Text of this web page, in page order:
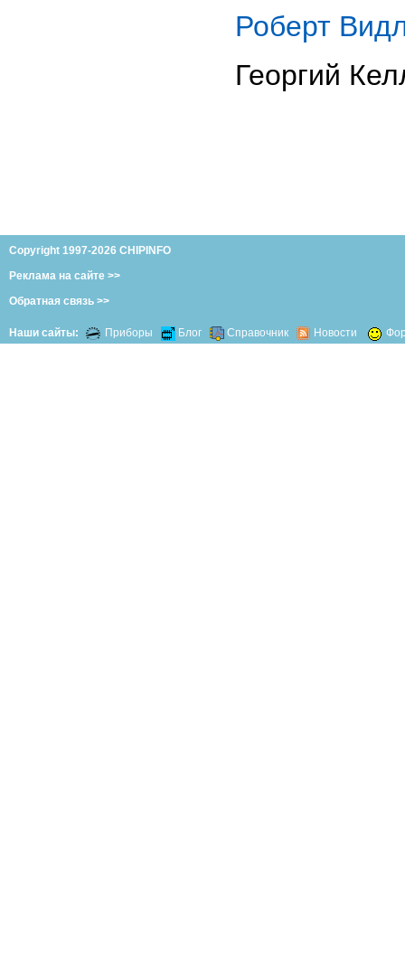
Роберт
Георгий
Copyright 1997-2026 CHIPINFO
Реклама на сайте >>
Обратная связь >>
Наши сайты: Приборы Блог Справочник Новости